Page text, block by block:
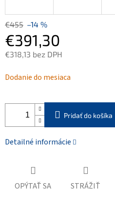
€455 –14 %
€391,30
€318,13 bez DPH
cena:
Dodanie do mesiaca
Pridať do košíka
Detailné informácie
OPÝTAŤ SA STRÁŽIŤ